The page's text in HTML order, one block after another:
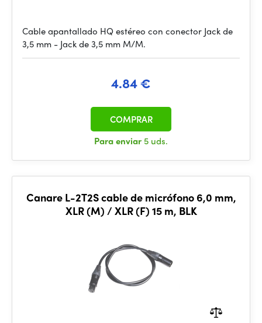
Cable apantallado HQ estéreo con conector Jack de
3,5 mm - Jack de 3,5 mm M/M.
4.84 €
Para enviar 5 uds.
COMPRAR
Canare L-2T2S cable de micrófono 6,0 mm,
XLR (M) / XLR (F) 15 m, BLK